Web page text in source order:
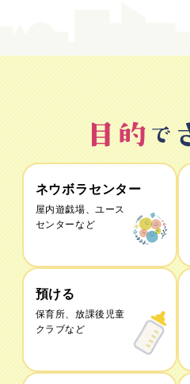
ネウボラセンター
屋内遊戯場、ユース
センターなど
預ける
保育所、放課後児童
クラブなど